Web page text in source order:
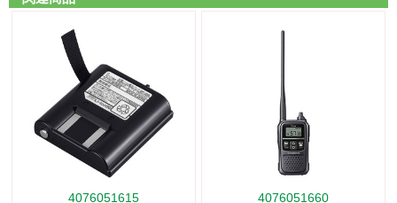
4076051615 4076051660